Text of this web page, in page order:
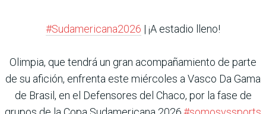
#Sudamericana2026 | ¡A estadio lleno!
Olimpia, que tendrá un gran acompañamiento de parte
de su afición, enfrenta este miércoles a Vasco Da Gama
de Brasil, en el Defensores del Chaco, por la fase de